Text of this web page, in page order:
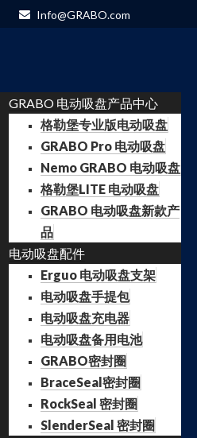
Info@GRABO.com
GRABO 电动吸盘产品中心
格勒堡专业版电动吸盘
GRABO Pro 电动吸盘
Nemo GRABO 电动吸盘
格勒堡LITE 电动吸盘
GRABO 电动吸盘新款产
品
电动吸盘配件
Erguo 电动吸盘支架
电动吸盘手提包
电动吸盘充电器
电动吸盘备用电池
GRABO密封圈
BraceSeal密封圈
RockSeal 密封圈
SlenderSeal 密封圈